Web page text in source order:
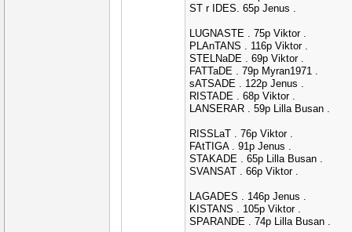
ST r IDES. 65p Jenus .
LUGNASTE . 75p Viktor .
PLAnTANS . 116p Viktor .
STELNaDE . 69p Viktor .
FATTaDE . 79p Myran1971 .
sATSADE . 122p Jenus .
RISTADE . 68p Viktor .
LANSERAR . 59p Lilla Busan .
RISSLaT . 76p Viktor .
FAtTIGA . 91p Jenus .
STAKADE . 65p Lilla Busan .
SVANSAT . 66p Viktor .
LAGADES . 146p Jenus .
KISTANS . 105p Viktor .
SPARANDE . 74p Lilla Busan .